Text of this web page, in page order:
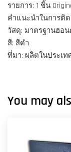
รายการ: 1 ชิ้น
คำแนะนำในการติ
วัสดุ: มาตรฐานฮอ
สี: สีดำ
ที่มา: ผลิตในประเท
You may